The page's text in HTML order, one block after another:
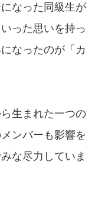
なった同級生が
った思いを持っ
なったのが「カ
生まれた一つの
ンバーも影響を
な尽力していま